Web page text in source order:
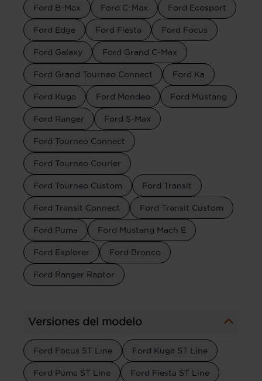
Ford B-Max Ford C-Max Ford Ecosport
Ford Edge Ford Fiesta Ford Focus
Ford Galaxy Ford Grand C-Max
Ford Grand Tourneo Connect Ford Ka
Ford Kuga Ford Mondeo Ford Mustang
Ford Ranger Ford S-Max
Ford Tourneo Connect
Ford Tourneo Courier
Ford Tourneo Custom Ford Transit
Ford Transit Connect Ford Transit Custom
Ford Puma Ford Mustang Mach E
Ford Explorer Ford Bronco
Ford Ranger Raptor
Versiones del modelo
Ford Focus ST Line Ford Kuga ST Line
Ford Puma ST Line Ford Fiesta ST Line